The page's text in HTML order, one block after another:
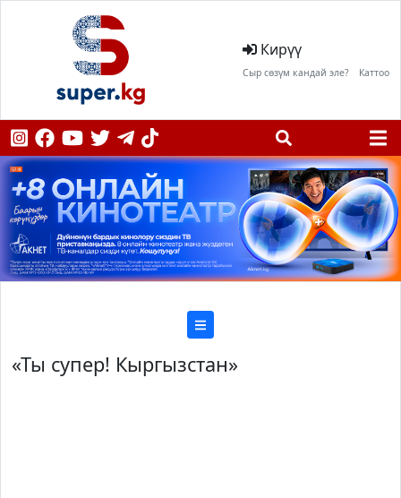
Кирүү
Сыр сөзүм кандай эле? Каттоо
«Ты супер! Кыргызстан»